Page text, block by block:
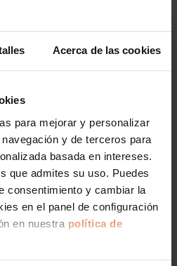
Acerca de las cookies
para mejorar y personalizar
y de terceros para
basada en intereses.
que admites su uso. Puedes
consentimiento y cambiar la
en el panel de configuración
en nuestra política de
de compra sea lo más
te da la tranquilidad
más flexible,
Además, al
la seguridad de
que prioriza la
personalizado,
vehículo cuenta con los
y garantías que avalan su
de tu Audi A1 S Line en
positiva,